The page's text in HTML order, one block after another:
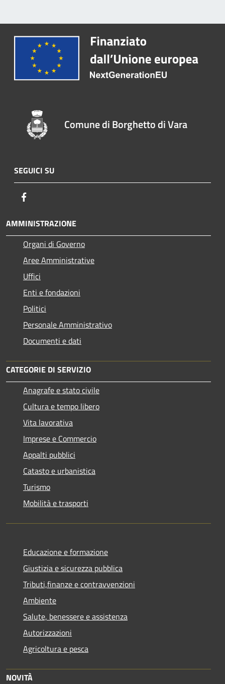
Comune di Borghetto di Vara
SEGUICI SU
AMMINISTRAZIONE
Organi di Governo
Aree Amministrative
Uffici
Enti e fondazioni
Politici
Personale Amministrativo
Documenti e dati
CATEGORIE DI SERVIZIO
Anagrafe e stato civile
Cultura e tempo libero
Vita lavorativa
Imprese e Commercio
Appalti pubblici
Catasto e urbanistica
Turismo
Mobilità e trasporti
Educazione e formazione
Giustizia e sicurezza pubblica
Tributi,finanze e contravvenzioni
Ambiente
Salute, benessere e assistenza
Autorizzazioni
Agricoltura e pesca
NOVITÀ